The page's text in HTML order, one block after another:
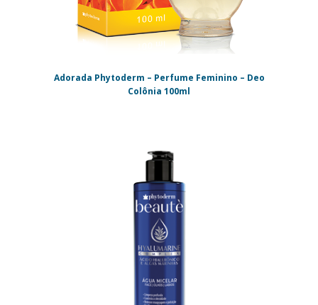
Adorada Phytoderm – Perfume Feminino – Deo
Colônia 100ml